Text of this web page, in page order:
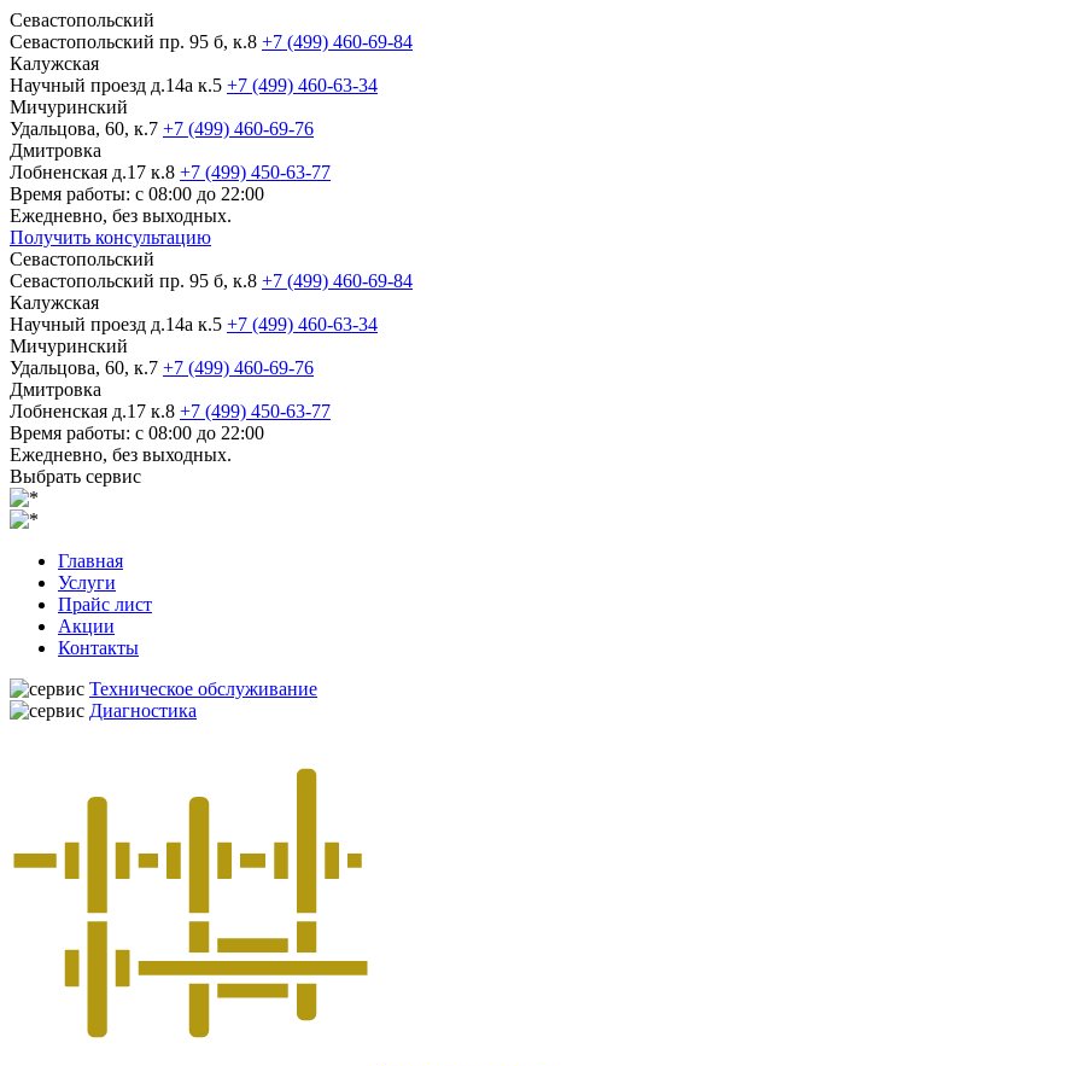
Севастопольский
Севастопольский пр. 95 б, к.8 +7 (499) 460-69-84
Калужская
Научный проезд д.14а к.5 +7 (499) 460-63-34
Мичуринский
Удальцова, 60, к.7 +7 (499) 460-69-76
Дмитровка
Лобненская д.17 к.8 +7 (499) 450-63-77
Время работы: с 08:00 до 22:00
Ежедневно, без выходных.
Получить консультацию
Севастопольский
Севастопольский пр. 95 б, к.8 +7 (499) 460-69-84
Калужская
Научный проезд д.14а к.5 +7 (499) 460-63-34
Мичуринский
Удальцова, 60, к.7 +7 (499) 460-69-76
Дмитровка
Лобненская д.17 к.8 +7 (499) 450-63-77
Время работы: с 08:00 до 22:00
Ежедневно, без выходных.
Выбрать сервис
Главная
Услуги
Прайс лист
Акции
Контакты
Техническое обслуживание
Диагностика